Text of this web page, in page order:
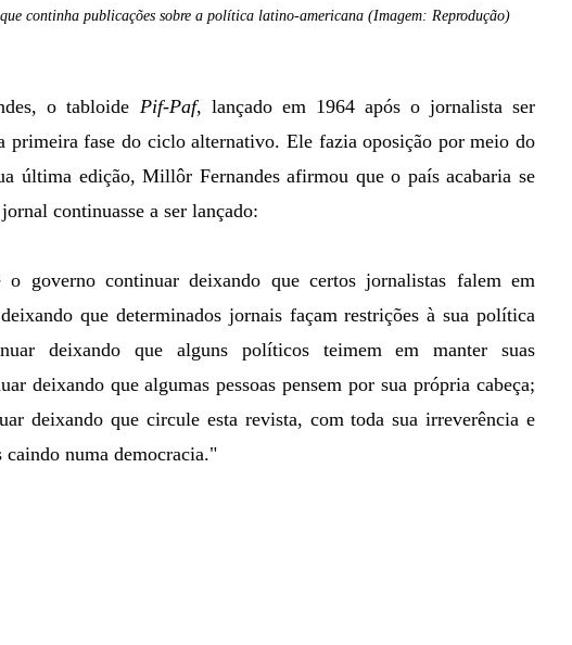
continha publicações sobre a política latino-americana (Imagem: Reprodução)
o tabloide
Pif-Paf, lançado em 1964 após o jornalista ser
primeira fase do ciclo alternativo. Ele fazia oposição por meio do
última edição, Millôr Fernandes afirmou que o país acabaria se
continuasse a ser lançado:
que determinados jornais façam restrições à sua política
deixando que alguns políticos teimem em manter suas
deixando que algumas pessoas pensem por sua própria cabeça;
deixando que circule esta revista, com toda sua irreverência e
caindo numa democracia."